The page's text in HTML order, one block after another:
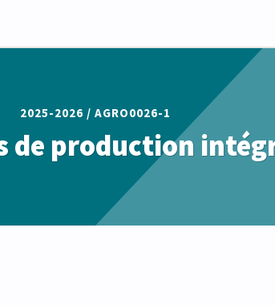
2025-2026 / AGRO0026-1
de production